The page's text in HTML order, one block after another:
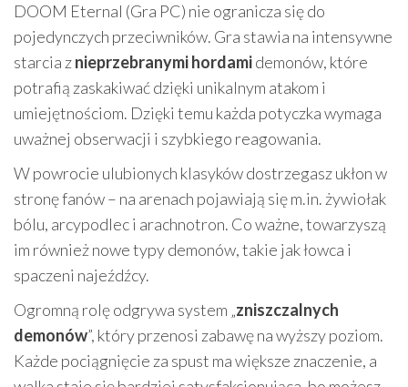
DOOM Eternal (Gra PC) nie ogranicza się do
pojedynczych przeciwników. Gra stawia na intensywne
starcia znieprzebranymi hordamidemonów, które
potrafią zaskakiwać dzięki unikalnym atakom i
umiejętnościom. Dzięki temu każda potyczka wymaga
uważnej obserwacji i szybkiego reagowania.
W powrocie ulubionych klasyków dostrzegasz ukłon w
stronę fanów – na arenach pojawiają się m.in. żywiołak
bólu, arcypodlec i arachnotron. Co ważne, towarzyszą
im również nowe typy demonów, takie jak łowca i
spaczeni najeźdźcy.
Ogromną rolę odgrywa system „zniszczalnych
demonów”, który przenosi zabawę na wyższy poziom.
Każde pociągnięcie za spust ma większe znaczenie, a